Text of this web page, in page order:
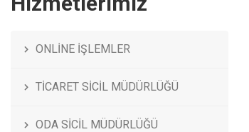
ONLİNE İŞLEMLER
TİCARET SİCİL MÜDÜRLÜĞÜ
ODA SİCİL MÜDÜRLÜĞÜ